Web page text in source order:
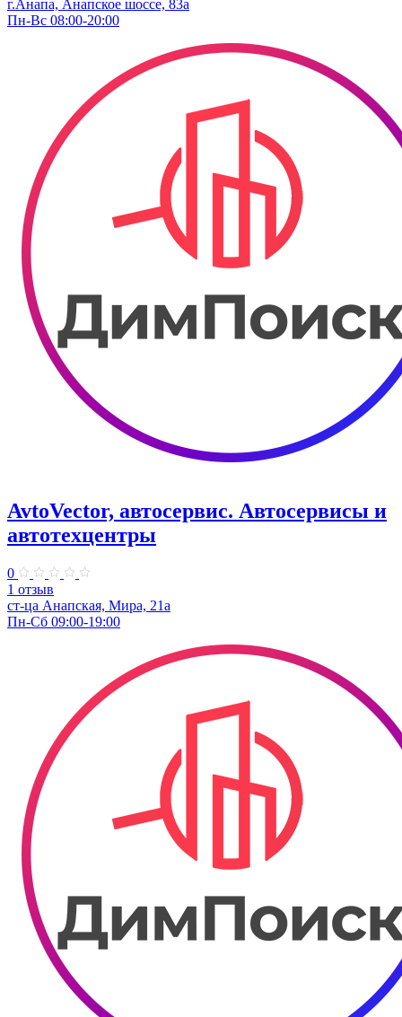
г.Анапа, Анапское шоссе, 83а
Пн-Вс 08:00-20:00
AvtoVector, автосервис. Автосервисы и
автотехцентры
0
1 отзыв
ст-ца Анапская, Мира, 21а
Пн-Сб 09:00-19:00